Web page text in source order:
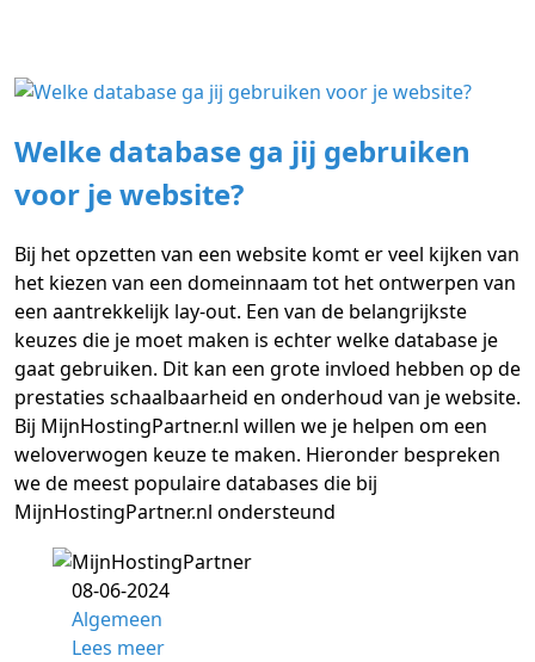
Welke database ga jij gebruiken
voor je website?
Bij het opzetten van een website komt er veel kijken van
het kiezen van een domeinnaam tot het ontwerpen van
een aantrekkelijk lay-out. Een van de belangrijkste
keuzes die je moet maken is echter welke database je
gaat gebruiken. Dit kan een grote invloed hebben op de
prestaties schaalbaarheid en onderhoud van je website.
Bij MijnHostingPartner.nl willen we je helpen om een
weloverwogen keuze te maken. Hieronder bespreken
we de meest populaire databases die bij
MijnHostingPartner.nl ondersteund
08-06-2024
Algemeen
Lees meer